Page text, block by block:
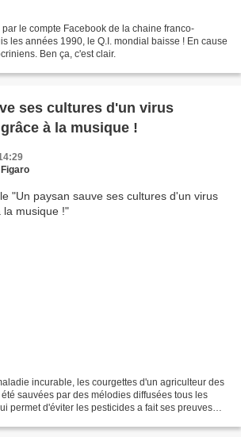
le compte Facebook de la chaine franco-
les années 1990, le Q.I. mondial baisse ! En cause
: les perturbateurs endocriniens. Ben ça, c'est clair.
ses cultures d'un virus
à la musique !
incurable, les courgettes d'un agriculteur des
sauvées par des mélodies diffusées tous les
permet d'éviter les pesticides a fait ses preuves